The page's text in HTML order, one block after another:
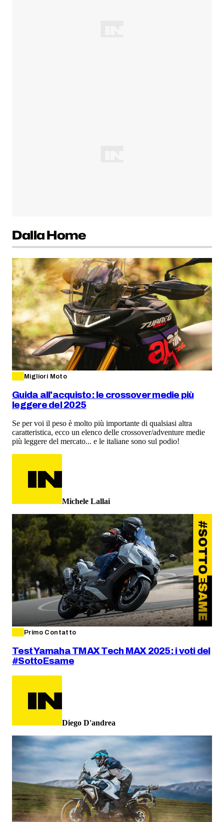
Dalla Home
Migliori Moto
Guida all'acquisto: le crossover medie più
leggere del 2025
Se per voi il peso è molto più importante di qualsiasi altra
caratteristica, ecco un elenco delle crossover/adventure medie
più leggere del mercato... e le italiane sono sul podio!
Michele Lallai
Primo Contatto
Test Yamaha TMAX Tech MAX 2025: i voti del
#SottoEsame
Diego D'andrea